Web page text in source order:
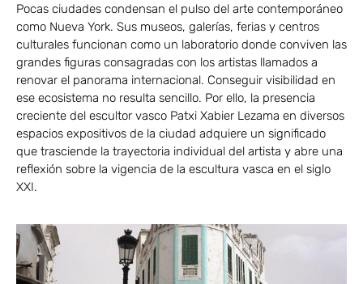
Pocas ciudades condensan el pulso del arte contemporáneo
como Nueva York. Sus museos, galerías, ferias y centros
culturales funcionan como un laboratorio donde conviven las
grandes figuras consagradas con los artistas llamados a
renovar el panorama internacional. Conseguir visibilidad en
ese ecosistema no resulta sencillo. Por ello, la presencia
creciente del escultor vasco Patxi Xabier Lezama en diversos
espacios expositivos de la ciudad adquiere un significado
que trasciende la trayectoria individual del artista y abre una
reflexión sobre la vigencia de la escultura vasca en el siglo
XXI.